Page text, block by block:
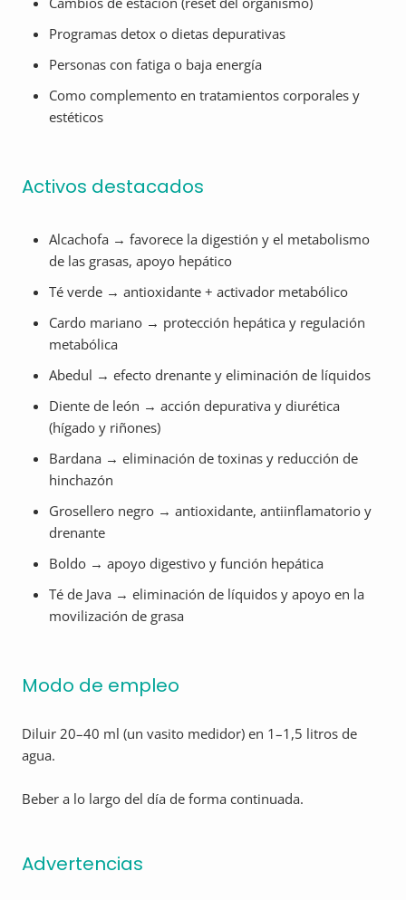
Programas detox o dietas depurativas
Personas con fatiga o baja energía
Como complemento en tratamientos corporales y
estéticos
Activos destacados
Alcachofa → favorece la digestión y el metabolismo
de las grasas, apoyo hepático
Té verde → antioxidante + activador metabólico
Cardo mariano → protección hepática y regulación
metabólica
Abedul → efecto drenante y eliminación de líquidos
Diente de león → acción depurativa y diurética
(hígado y riñones)
Bardana → eliminación de toxinas y reducción de
hinchazón
Grosellero negro → antioxidante, antiinflamatorio y
drenante
Boldo → apoyo digestivo y función hepática
Té de Java → eliminación de líquidos y apoyo en la
movilización de grasa
Modo de empleo
Diluir 20–40 ml (un vasito medidor) en 1–1,5 litros de
agua.
Beber a lo largo del día de forma continuada.
Advertencias